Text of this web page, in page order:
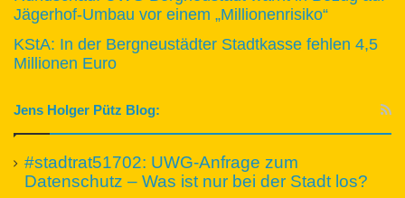
Jägerhof-Umbau vor einem „Millionenrisiko“
KStA: In der Bergneustädter Stadtkasse fehlen 4,5
Millionen Euro
Jens Holger Pütz Blog:
#stadtrat51702: UWG-Anfrage zum
Datenschutz – Was ist nur bei der Stadt los?